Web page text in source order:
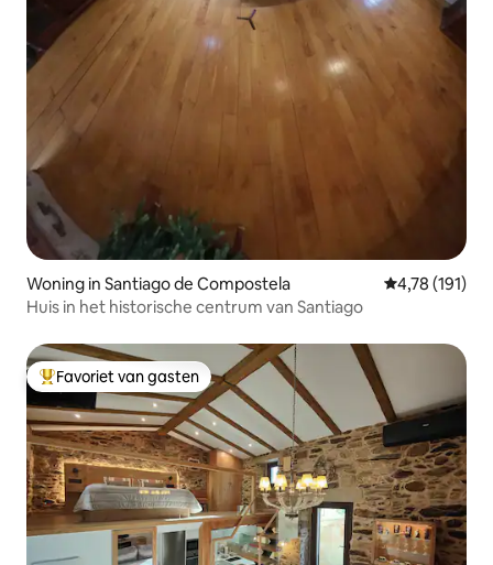
Woning in Santiago de Compostela Gemiddelde
4,78 (191)
Huis in het historische centrum van Santiago
Topfavoriet van gasten
Favoriet van gasten